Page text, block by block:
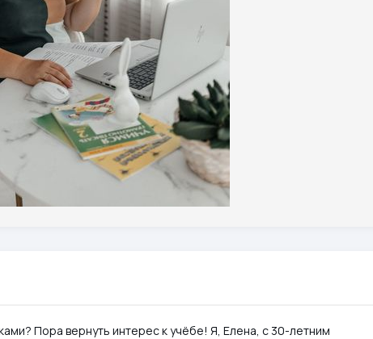
Пора вернуть интерес к учёбе! Я, Елена, с 30-летним